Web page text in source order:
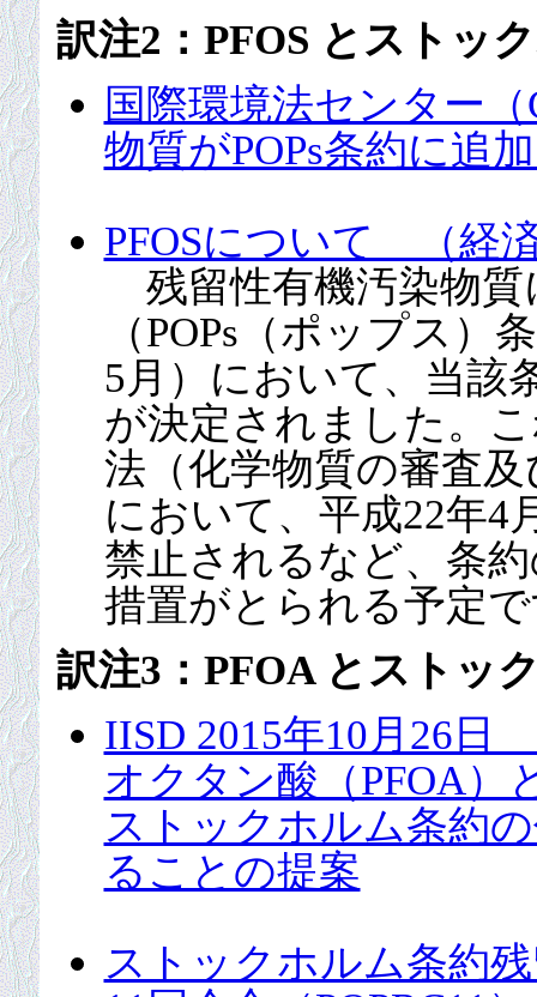
訳注2：PFOS とストッ
国際環境法センター
物質がPOPs条約に
PFOSについて （経
残留性有機汚染物質
（POPs（ポップス）
5月）において、当該
が決定されました。
法（化学物質の審査
において、平成22年4
禁止されるなど、条
措置がとられる予定
訳注3：PFOA とストッ
IISD 2015年10月26
オクタン酸（PFOA）
ストックホルム条約
ることの提案
ストックホルム条約